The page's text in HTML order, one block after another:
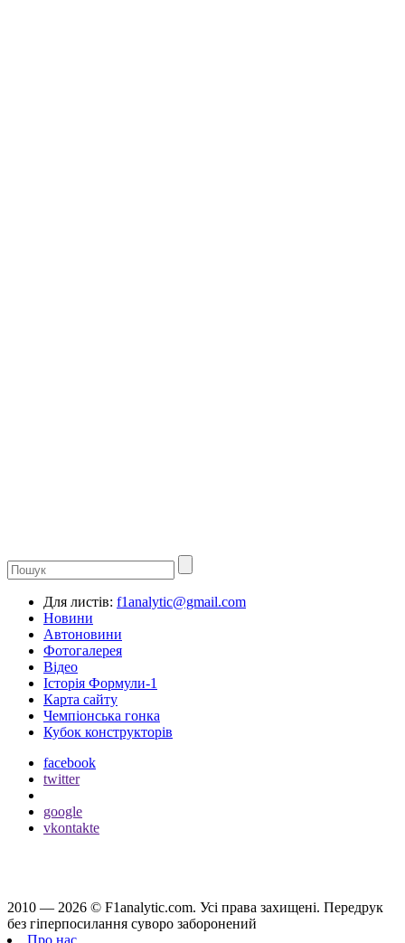
Для листів: f1analytic@gmail.com
Новини
Автоновини
Фотогалерея
Відео
Історія Формули-1
Карта сайту
Чемпіонська гонка
Кубок конструкторів
facebook
twitter
google
vkontakte
2010 — 2026 © F1analytic.com. Усi права захищенi. Передрук
без гіперпосилання суворо заборонений
Про нас